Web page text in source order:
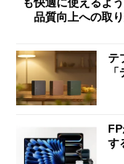
品質向上への取
テ
す